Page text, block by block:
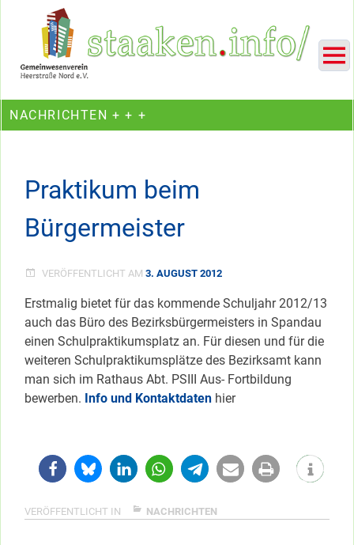
Ein Projekt des Gemeinwesenvereins Heerstraße Nord
NACHRICHTEN + + +
Praktikum beim
Bürgermeister
VERÖFFENTLICHT AM 3. AUGUST 2012
Erstmalig bietet für das kommende Schuljahr 2012/13
auch das Büro des Bezirksbürgermeisters in Spandau
einen Schulpraktikumsplatz an. Für diesen und für die
weiteren Schulpraktikumsplätze des Bezirksamt kann
man sich im Rathaus Abt. PSIII Aus- Fortbildung
bewerben. Info und Kontaktdaten hier
VERÖFFENTLICHT IN NACHRICHTEN